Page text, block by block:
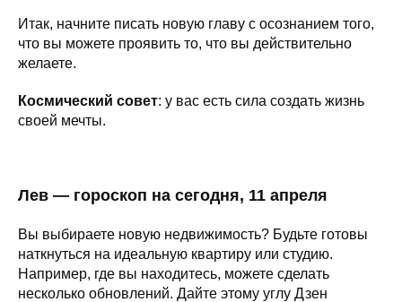
Итак, начните писать новую главу с осознанием того,
что вы можете проявить то, что вы действительно
желаете.
Космический совет: у вас есть сила создать жизнь
своей мечты.
Лев — гороскоп на сегодня, 11 апреля
Вы выбираете новую недвижимость? Будьте готовы
наткнуться на идеальную квартиру или студию.
Например, где вы находитесь, можете сделать
несколько обновлений. Дайте этому углу Дзен